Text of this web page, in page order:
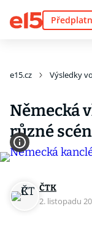
e15.cz Výsledky
Německá
různé
ČTK
2. listopadu